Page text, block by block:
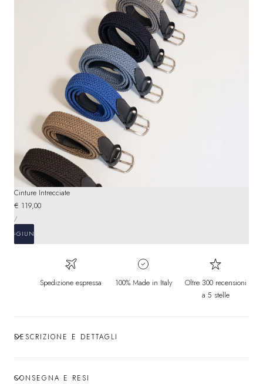
Cinture Intrecciate
Prezzo
normale
€ 119,00
UNITARIO
/PER
AGGIUNGI
Spedizione espressa 100% Made in Italy
Oltre 300 recensioni
a 5 stelle
DESCRIZIONE E DETTAGLI
CONSEGNA E RESI